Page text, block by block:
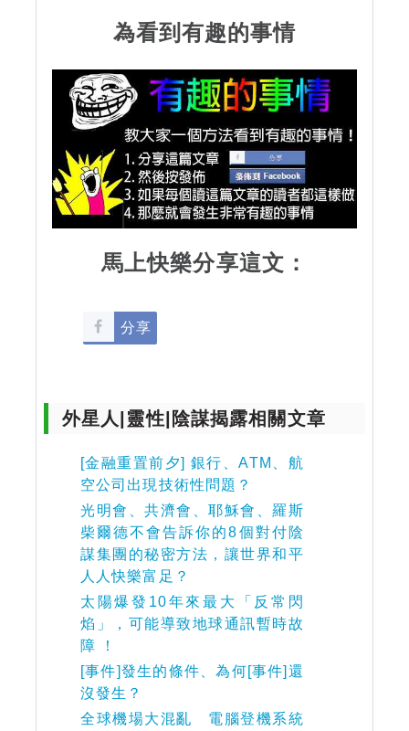
為看到有趣的事情
馬上快樂分享這文：
分享
外星人|靈性|陰謀揭露相關文章
[金融重置前夕] 銀行、ATM、航
空公司出現技術性問題？
光明會、共濟會、耶穌會、羅斯
柴爾德不會告訴你的8個對付陰
謀集團的秘密方法，讓世界和平
人人快樂富足？
太陽爆發10年來最大「反常閃
焰」，可能導致地球通訊暫時故
障 ！
[事件]發生的條件、為何[事件]還
沒發生？
全球機場大混亂 電腦登機系統